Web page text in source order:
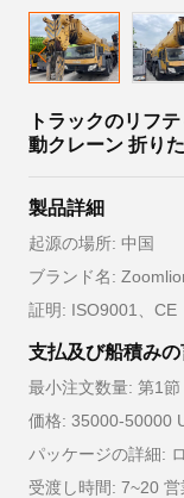
トラックのリフ
動クレーン 折り
製品詳細
起源の場所: 中国
ブランド名:
証明: ISO9001、CE
支払及び船積み
最小注文数量: 第1節
価格: 35000-50000
パッケージの詳細:
受渡し時間: 7~20 営